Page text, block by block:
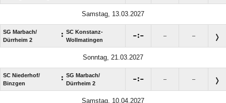
Samstag, 13.03.2027
SG Marbach/​
Dürrheim 2
: SC Konstanz-
Wollmatingen
: – –
Sonntag, 21.03.2027
SC Niederhof/​
Binzgen
: SG Marbach/​
Dürrheim 2
: – –
Samstag, 10.04.2027